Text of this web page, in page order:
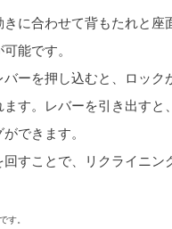
に合わせて背もたれと座
能です。
バーを押し込むと、ロック
す。 レバーを引き出すと
できます。
回すことで、リクライニン
す。